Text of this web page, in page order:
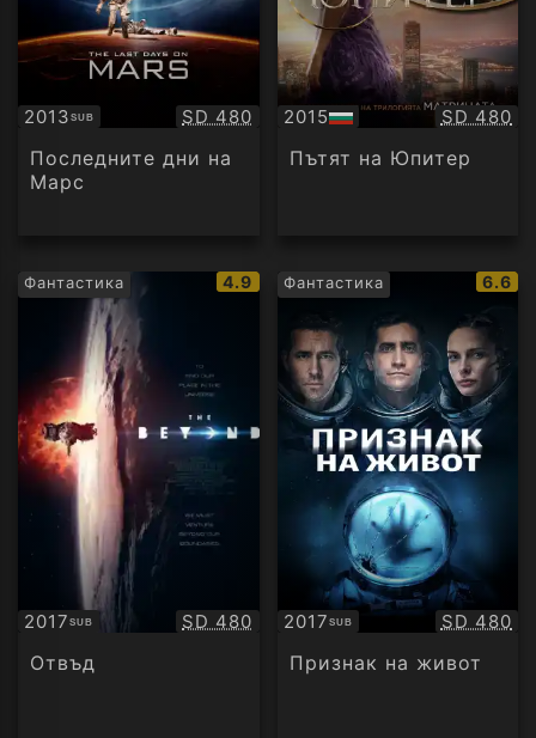
2013SUB
Субтитри Качество:
SD 480
Последните дни на
Марс
2015
БГ
аудио
SD 480
Пътят на Юпитер
Фантастика
IMDb
рейтинг:
4.9
2017SUB
Субтитри Качество:
SD 480
Отвъд
Фантастика
IMDb
6.6
2017SUB
Субтитри SD 480
Признак на живот